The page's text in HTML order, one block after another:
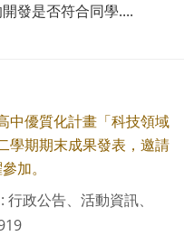
發是否符合同學....
中優質化計畫「科技領域
學期期末成果發表，邀請
加。
政公告、活動資訊、